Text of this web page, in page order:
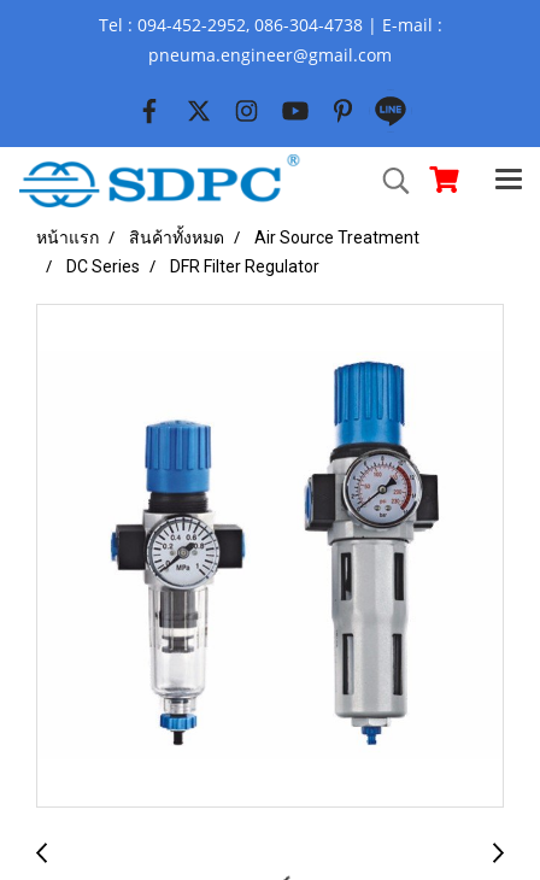
Tel : 094-452-2952, 086-304-4738 | E-mail :
pneuma.engineer@gmail.com
หน้าแรก สินค้าทั้งหมด
Air Source Treatment
DC Series
DFR Filter Regulator